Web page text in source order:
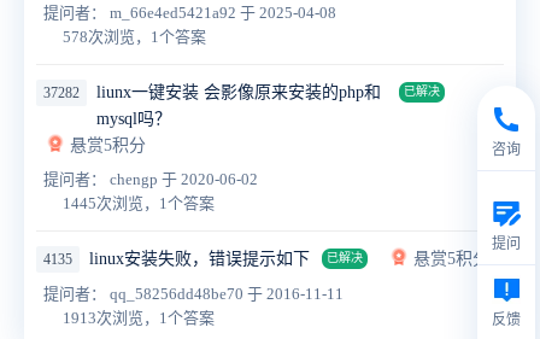
提问者： m_66e4ed5421a92 于 2025-04-08
578次浏览，1个答案
37282
liunx一键安装 会影像原来安装的php和
mysql吗？
已解决
悬赏5积分
提问者： chengp 于 2020-06-02
1445次浏览，1个答案
4135 linux安装失败，错误提示如下 已解决
悬赏5积分
提问者： qq_58256dd48be70 于 2016-11-11
1913次浏览，1个答案
咨询
提问
反馈